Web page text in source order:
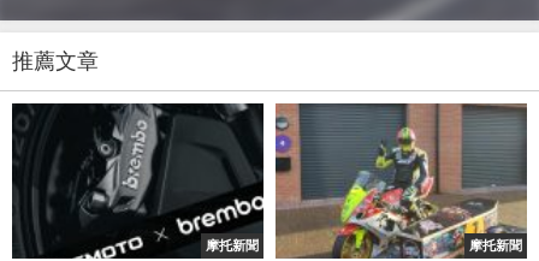
推薦文章
摩托新聞 摩托新聞